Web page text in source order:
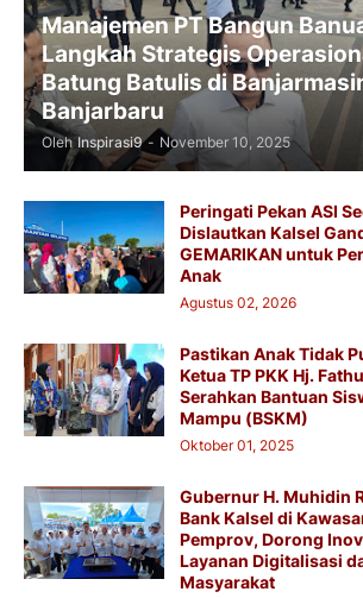
Manajemen PT Bangun
Langkah Strategis
Batung Batulis di
Banjarbaru
Oleh Inspirasi9 - November 10, 2025
Peringati Pekan ASI
Dislautkan Kalsel
GEMARIKAN untuk
Anak
Agustus 02, 2026
Pastikan Anak Tidak
Ketua TP PKK Hj.
Serahkan Bantuan
Mampu (BSKM)
Oktober 01, 2025
Gubernur H. Muhidin
Bank Kalsel di
Pemprov, Dorong
Layanan Digitalisasi
Masyarakat